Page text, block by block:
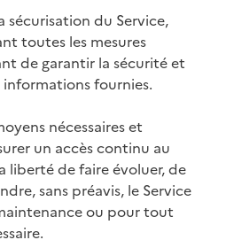
sécurisation du Service,
toutes les mesures
de garantir la sécurité et
fournies.
nécessaires et
un accès continu au
liberté de faire évoluer, de
sans préavis, le Service
ou pour tout